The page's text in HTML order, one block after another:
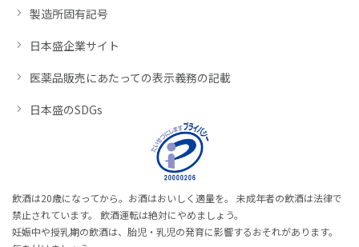
製造所固有記号
日本盛企業サイト
医薬品販売にあたっての表示義務の記載
日本盛のSDGs
飲酒は20歳になってから。お酒はおいしく適量を。 未成年者の飲酒は法律で
禁止されています。 飲酒運転は絶対にやめましょう。
妊娠中や授乳期の飲酒は、胎児・乳児の発育に影響するおそれがあります。